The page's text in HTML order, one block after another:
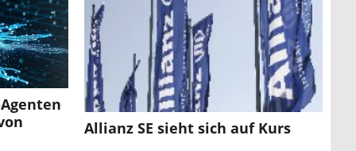
Allianz SE sieht sich auf Kurs